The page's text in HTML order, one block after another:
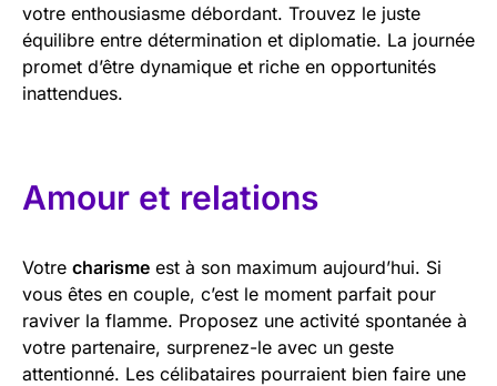
votre enthousiasme débordant. Trouvez le juste
équilibre entre détermination et diplomatie. La journée
promet d’être dynamique et riche en opportunités
inattendues.
Amour et relations
Votre charisme est à son maximum aujourd’hui. Si
vous êtes en couple, c’est le moment parfait pour
raviver la flamme. Proposez une activité spontanée à
votre partenaire, surprenez-le avec un geste
attentionné. Les célibataires pourraient bien faire une